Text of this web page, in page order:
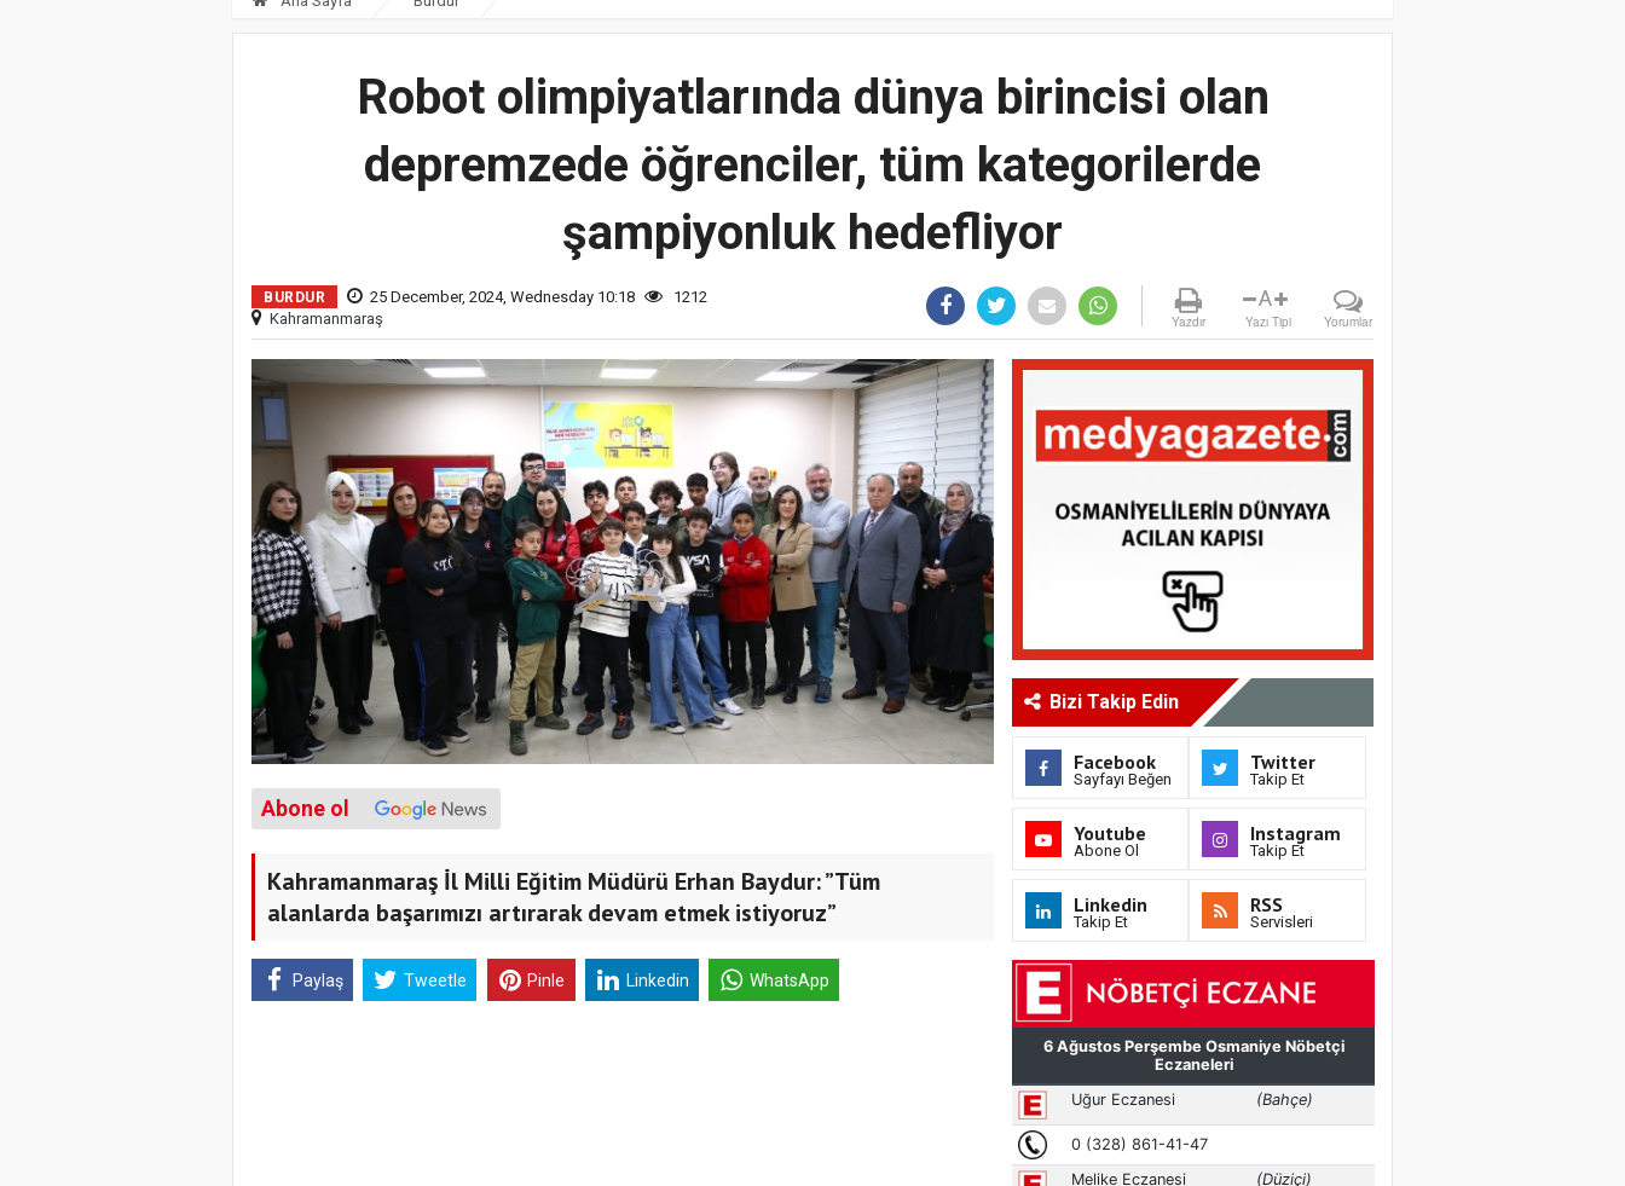
Robot olimpiyatlarında dünya birincisi olan
depremzede öğrenciler, tüm kategorilerde
şampiyonluk hedefliyor
BURDUR 25 December, 2024, Wednesday 10:18
1212
Kahramanmaraş
Yazdır
A
Yazı Tipi Yorumlar
Abone ol
Kahramanmaraş İl Milli Eğitim Müdürü Erhan Baydur: ”Tüm
alanlarda başarımızı artırarak devam etmek istiyoruz”
Paylaş Tweetle Pinle Linkedin WhatsApp
Bizi Takip Edin
Facebook
Sayfayı Beğen
Twitter
Takip Et
Youtube
Abone Ol
Instagram
Takip Et
Linkedin
Takip Et
RSS
Servisleri